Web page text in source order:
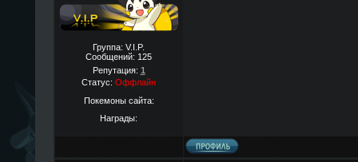
Группа: V.I.P.
Сообщений: 125
Репутация: 1
Статус: Оффлайн
Покемоны сайта:
Награды: